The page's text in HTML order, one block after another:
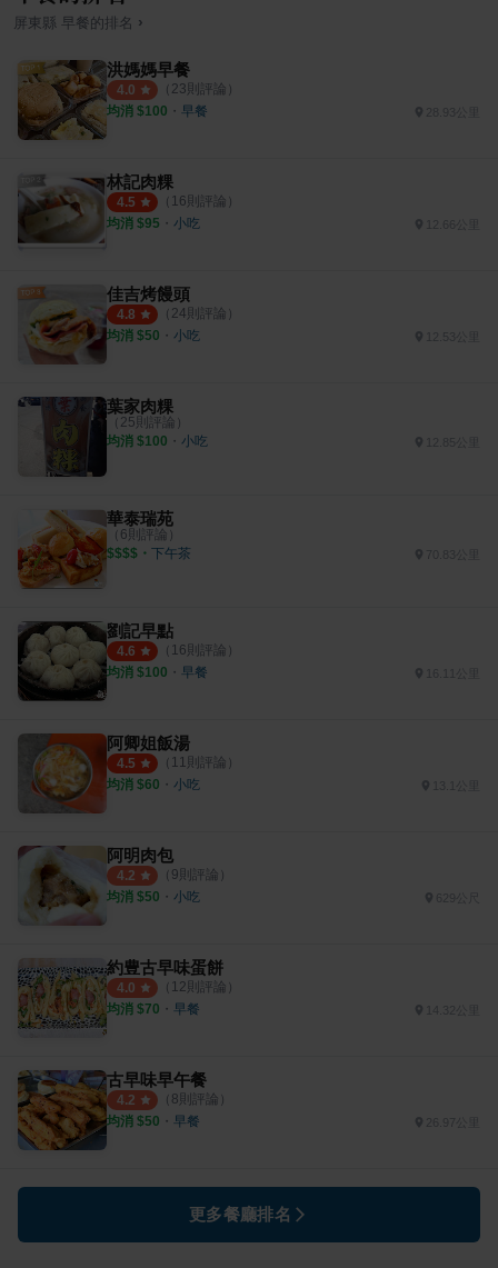
屏東縣 早餐的排名 ›
洪媽媽早餐
4.0 （ 23則評論）
均消 $100 ・ 早餐
林記肉粿
4.5 （ 16則評論）
均消 $95 ・ 小吃
佳吉烤饅頭
4.8 （ 24則評論）
均消 $50 ・ 小吃 12.53公里
葉家肉粿
（ 25則評論）
均消 $100 ・ 小吃 12.85公里
華泰瑞苑
（ 6則評論）
$$$$ ・ 下午茶
劉記早點
4.6 （ 16則評論）
均消 $100 ・ 早餐
阿卿姐飯湯
4.5 （ 11則評論）
均消 $60 ・ 小吃
阿明肉包
4.2 （ 9則評論）
均消 $50 ・ 小吃
約豊古早味蛋餅
4.0 （ 12則評論）
均消 $70 ・ 早餐 14.32公里
古早味早午餐
4.2 （ 8則評論）
均消 $50 ・ 早餐
更多餐廳排名